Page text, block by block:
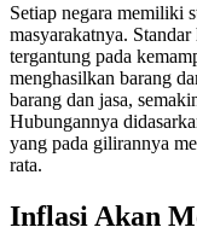
Setiap negara memiliki
masyarakatnya.
tergantung pada
menghasilkan barang
barang dan jasa,
Hubungannya
yang pada gilirannya
rata.
Inflasi Akan